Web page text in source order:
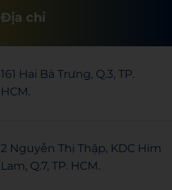
Địa chỉ
161 Hai Bà Trưng, Q.3, TP.
HCM.
2 Nguyễn Thị Thập, KDC Him
Lam, Q.7, TP. HCM.